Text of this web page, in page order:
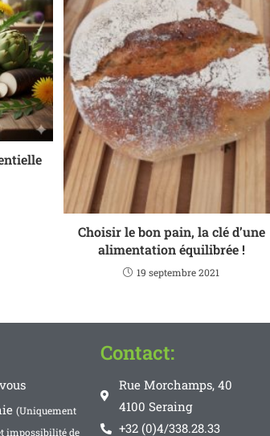
Choisir le bon pain, la clé d’une
alimentation équilibrée !
19 septembre 2021
(Uniquement
impossibilité de
Contact:
Rue Morchamps, 40
4100 Seraing
+32 (0)4/338.28.33